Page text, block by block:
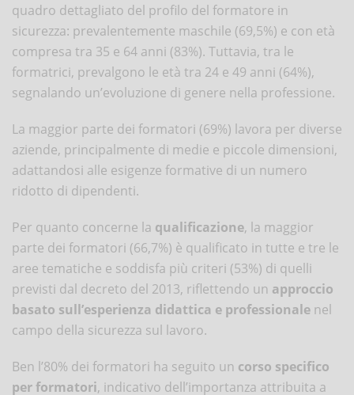
quadro dettagliato del profilo del formatore in
sicurezza: prevalentemente maschile (69,5%) e con età
compresa tra 35 e 64 anni (83%). Tuttavia, tra le
formatrici, prevalgono le età tra 24 e 49 anni (64%),
segnalando un’evoluzione di genere nella professione.
La maggior parte dei formatori (69%) lavora per diverse
aziende, principalmente di medie e piccole dimensioni,
adattandosi alle esigenze formative di un numero
ridotto di dipendenti.
Per quanto concerne la qualificazione, la maggior
parte dei formatori (66,7%) è qualificato in tutte e tre le
aree tematiche e soddisfa più criteri (53%) di quelli
previsti dal decreto del 2013, riflettendo un approccio
basato sull’esperienza didattica e professionale nel
campo della sicurezza sul lavoro.
Ben l’80% dei formatori ha seguito un corso specifico
per formatori, indicativo dell’importanza attribuita a